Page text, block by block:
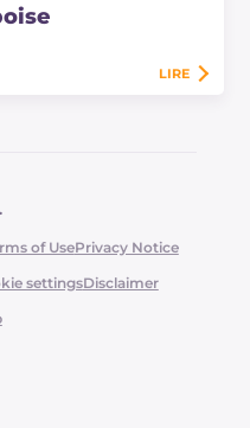
LIRE
of UsePrivacy Notice
settingsDisclaimer